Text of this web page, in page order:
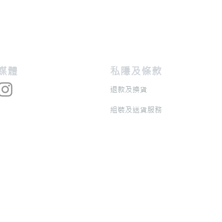
體 私隱及條款
退款及換貨
​組裝及送貨服務